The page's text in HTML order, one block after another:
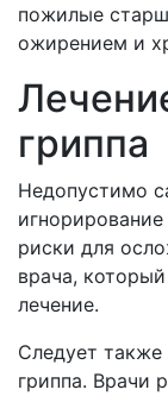
пожилые
ожирением и
гриппа
Недопустимо
риски для
врача,
лечение.
Следует
гриппа. Врачи